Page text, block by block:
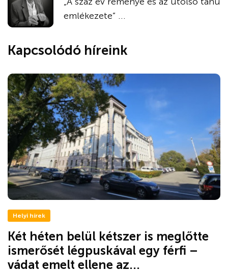
emlékezete” ...
Kapcsolódó híreink
Helyi hírek
Két héten belül kétszer is meglőtte
ismerősét légpuskával egy férfi –
vádat emelt ellene az...